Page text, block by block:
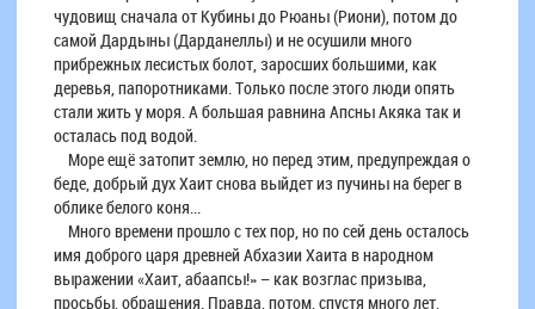
чудовищ сначала от Кубины до Рюаны (Риони), потом до
самой Дардыны (Дарданеллы) и не осушили много
прибрежных лесистых болот, заросших большими, как
деревья, папоротниками. Только после этого люди опять
стали жить у моря. А большая равнина Апсны Акяка так и
осталась под водой.
Море ещё затопит землю, но перед этим, предупреждая о
беде, добрый дух Хаит снова выйдет из пучины на берег в
облике белого коня...
Много времени прошло с тех пор, но по сей день осталось
имя доброго царя древней Абхазии Хаита в народном
выражении «Хаит, абаапсы!» – как возглас призыва,
просьбы, обращения. Правда, потом, спустя много лет,